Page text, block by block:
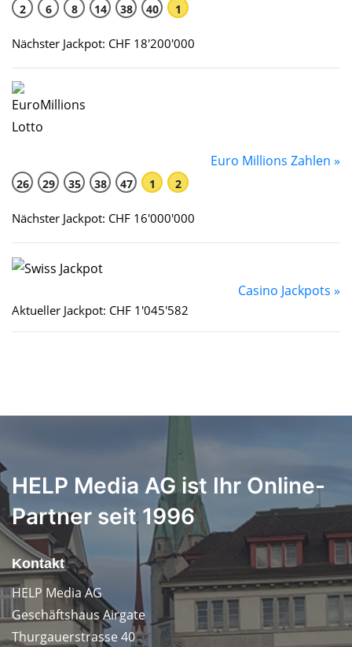
2 6 8 14 38 40 1
Nächster Jackpot: CHF 18'200'000
Euro Millions Zahlen »
26 29 35 38 47 1 2
Nächster Jackpot: CHF 16'000'000
Casino Jackpots »
Aktueller Jackpot: CHF 1'045'582
HELP Media AG ist Ihr Online-
Partner seit 1996
Kontakt
HELP Media AG
Geschäftshaus Airgate
Thurgauerstrasse 40